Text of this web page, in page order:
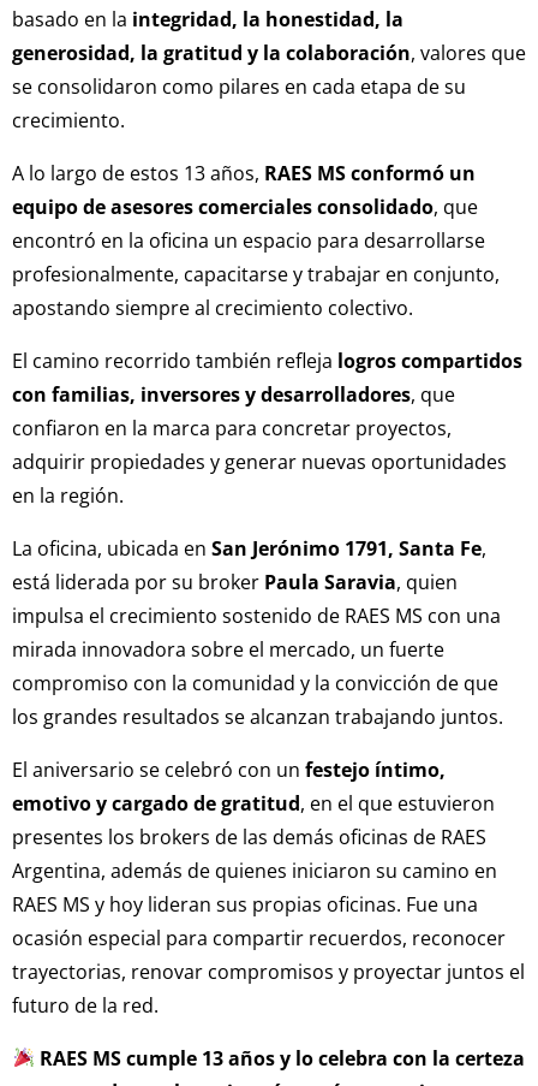
basado en la integridad, la honestidad, la
generosidad, la gratitud y la colaboración, valores que
se consolidaron como pilares en cada etapa de su
crecimiento.
A lo largo de estos 13 años, RAES MS conformó un
equipo de asesores comerciales consolidado, que
encontró en la oficina un espacio para desarrollarse
profesionalmente, capacitarse y trabajar en conjunto,
apostando siempre al crecimiento colectivo.
El camino recorrido también refleja logros compartidos
con familias, inversores y desarrolladores, que
confiaron en la marca para concretar proyectos,
adquirir propiedades y generar nuevas oportunidades
en la región.
La oficina, ubicada en San Jerónimo 1791, Santa Fe,
está liderada por su broker Paula Saravia, quien
impulsa el crecimiento sostenido de RAES MS con una
mirada innovadora sobre el mercado, un fuerte
compromiso con la comunidad y la convicción de que
los grandes resultados se alcanzan trabajando juntos.
El aniversario se celebró con un festejo íntimo,
emotivo y cargado de gratitud, en el que estuvieron
presentes los brokers de las demás oficinas de RAES
Argentina, además de quienes iniciaron su camino en
RAES MS y hoy lideran sus propias oficinas. Fue una
ocasión especial para compartir recuerdos, reconocer
trayectorias, renovar compromisos y proyectar juntos el
futuro de la red.
RAES MS cumple 13 años y lo celebra con la certeza